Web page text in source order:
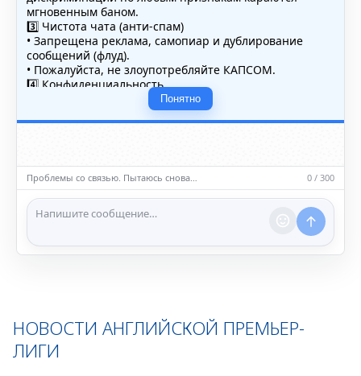
мгновенным баном.
3️⃣ Чистота чата (анти-спам)
• Запрещена реклама, самопиар и дублирование
сообщений (флуд).
• Пожалуйста, не злоупотребляйте КАПСОМ.
4️⃣ Конфиденциальность
• Не публикуйте личные данные — свои или чужие
(телефоны, адреса, документы).
5️⃣ Уместность контента
насилию.
ℹ️ Модераторы и администраторы вправе удалять
сообщения и ограничивать доступ к чату при
нарушении правил.
Понятно
Проблемы со связью. Пытаюсь снова… 0 / 300
НОВОСТИ АНГЛИЙСКОЙ ПРЕМЬЕР-
ЛИГИ